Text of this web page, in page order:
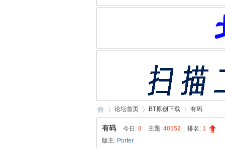
论坛首页 BT原创下载 有码
有码 今日: 0 主题: 40152 排名: 1
版主: Porter